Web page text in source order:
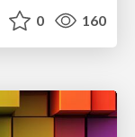
0 160